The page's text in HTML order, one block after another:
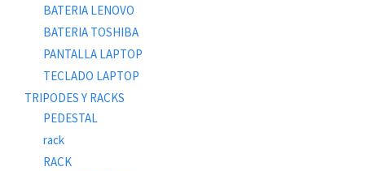
BATERIA LENOVO
BATERIA TOSHIBA
PANTALLA LAPTOP
TECLADO LAPTOP
TRIPODES Y RACKS
PEDESTAL
rack
RACK